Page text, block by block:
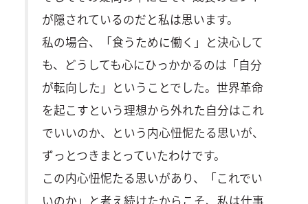
が隠されているのだと私は思います。
私の場合、「食うために働く」と決心して
も、どうしても心にひっかかるのは「自分
が転向した」ということでした。世界革命
を起こすという理想から外れた自分はこれ
でいいのか、という内心忸怩たる思いが、
ずっとつきまとっていたわけです。
この内心忸怩たる思いがあり、「これでい